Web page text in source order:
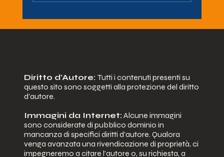
Diritto d'Autore:Tutti i contenuti presenti su
questo sito sono soggetti alla protezione del diritto
d'autore.
Immagini da Internet: Alcune immagini
sono considerate di pubblico dominio in
mancanza di specifici diritti d'autore. Qualora
venga avanzata una rivendicazione di proprietà, ci
impegneremo a citare l'autore o, su richiesta, a